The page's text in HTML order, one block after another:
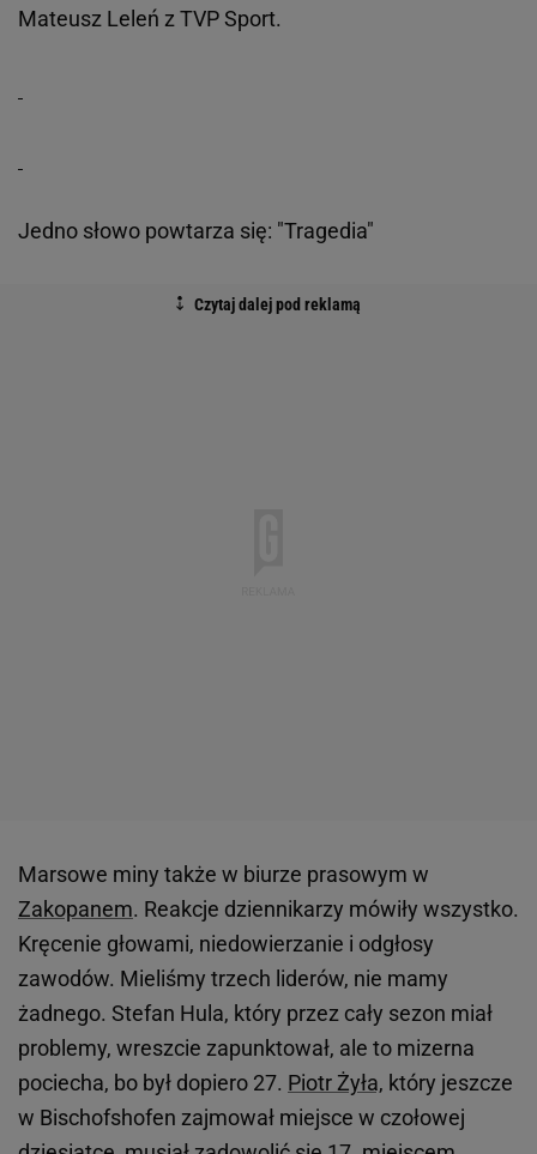
Mateusz Leleń z TVP Sport.
Jedno słowo powtarza się: "Tragedia"
Marsowe miny także w biurze prasowym w
Zakopanem. Reakcje dziennikarzy mówiły wszystko.
Kręcenie głowami, niedowierzanie i odgłosy
zawodów. Mieliśmy trzech liderów, nie mamy
żadnego. Stefan Hula, który przez cały sezon miał
problemy, wreszcie zapunktował, ale to mizerna
pociecha, bo był dopiero 27. Piotr Żyła, który jeszcze
w Bischofshofen zajmował miejsce w czołowej